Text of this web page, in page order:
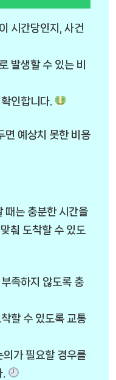
시간당인지, 사건
발생할 수 있는 비
인합니다.
면 예상치 못한 비용
때는 충분한 시간을
춰 도착할 수 있도
족하지 않도록 충
할 수 있도록 교통
의가 필요할 경우를